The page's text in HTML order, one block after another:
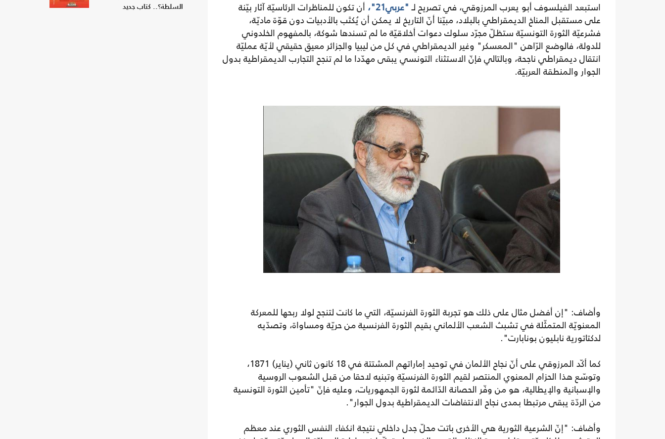
استبعد الفيلسوف أبو يعرب المرزوقي، في تصريح لـ "عربي21"،
أن تكون للمناظرات الرئاسيّة آثار بيّنة
على مستقبل المناخ الديمقراطي بالبلاد، مبيّنا أنّ التاريخ لا يمكن أن يُكتَب بالأدبيات دون قوّة ماديّة،
فشرعيّة الثورة التونسيّة ستظلّ مجرّد سلوك دعوات أخلاقيّة ما لم تسندها شوكة، بالمفهوم الخلدوني
للدولة، فالوضع الرّاهن "المعسكر" وغير الديمقراطي في كل من ليبيا والجزائر معيق حقيقي لأيّة عمليّة
انتقال ديمقراطي ناجحة، وبالتالي فإنّ الاستثناء التونسي يبقى مهدّدا ما لم تنجح التجارب الديمقراطية بدول
الجوار والمنطقة العربيّة.
وأضاف: "إن أفضل مثال على ذلك هو تجربة الثورة الفرنسيّة، التي ما كانت لتنجح لولا ربحها للمعركة
المعنويّة المتمثّلة في تشبث الشعب الألماني بقيم الثورة الفرنسية من حريّة ومساواة، وتصدّيه
لدكتاتورية نابليون بونابارت".
كما أكّد المرزوقي على أنّ نجاح الألمان في توحيد إماراتهم المشتتة في 18 كانون ثاني (يناير) 1871،
وتوسّع هذا الحزام المعنوي المنتصر لقيم الثورة الفرنسيّة وتبنيه لاحقا من قبل الشعوب الروسية
والإسبانية والإيطالية، هو من وفّر الحصانة الدّائمة لثورة الجمهوريات، وعليه فإنّ "تأمين الثورة التونسية
من الردّة يبقى مرتبطا بمدى نجاح الانتفاضات الديمقراطية بدول الجوار".
وأضاف: "إنّ الشرعية الثورية هي الأخرى باتت محلّ جدل داخلي نتيجة انكفاء النفس الثوري عند معظم
السلطة؟.. كتاب جديد